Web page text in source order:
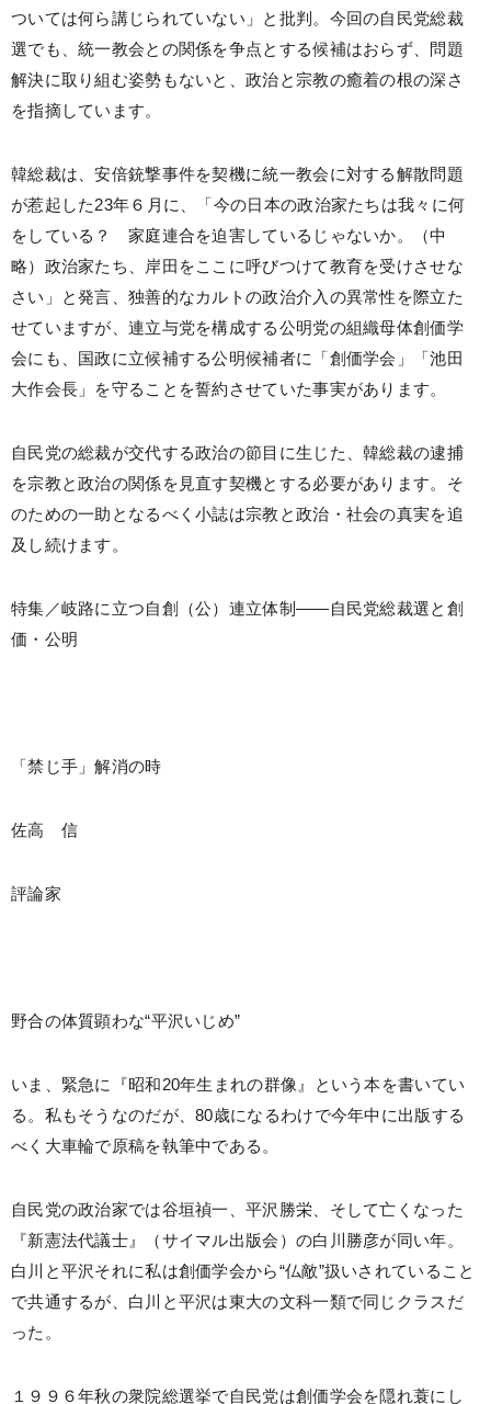
ついては何ら講じられていない」と批判。今回の自民党総裁
選でも、統一教会との関係を争点とする候補はおらず、問題
解決に取り組む姿勢もないと、政治と宗教の癒着の根の深さ
を指摘しています。
韓総裁は、安倍銃撃事件を契機に統一教会に対する解散問題
が惹起した23年６月に、「今の日本の政治家たちは我々に何
をしている？ 家庭連合を迫害しているじゃないか。（中
略）政治家たち、岸田をここに呼びつけて教育を受けさせな
さい」と発言、独善的なカルトの政治介入の異常性を際立た
せていますが、連立与党を構成する公明党の組織母体創価学
会にも、国政に立候補する公明候補者に「創価学会」「池田
大作会長」を守ることを誓約させていた事実があります。
自民党の総裁が交代する政治の節目に生じた、韓総裁の逮捕
を宗教と政治の関係を見直す契機とする必要があります。そ
のための一助となるべく小誌は宗教と政治・社会の真実を追
及し続けます。
特集／岐路に立つ自創（公）連立体制――自民党総裁選と創
価・公明
「禁じ手」解消の時
佐高 信
評論家
野合の体質顕わな“平沢いじめ”
いま、緊急に『昭和20年生まれの群像』という本を書いてい
る。私もそうなのだが、80歳になるわけで今年中に出版する
べく大車輪で原稿を執筆中である。
自民党の政治家では谷垣禎一、平沢勝栄、そして亡くなった
『新憲法代議士』（サイマル出版会）の白川勝彦が同い年。
白川と平沢それに私は創価学会から“仏敵”扱いされていること
で共通するが、白川と平沢は東大の文科一類で同じクラスだ
った。
１９９６年秋の衆院総選挙で自民党は創価学会を隠れ蓑にし